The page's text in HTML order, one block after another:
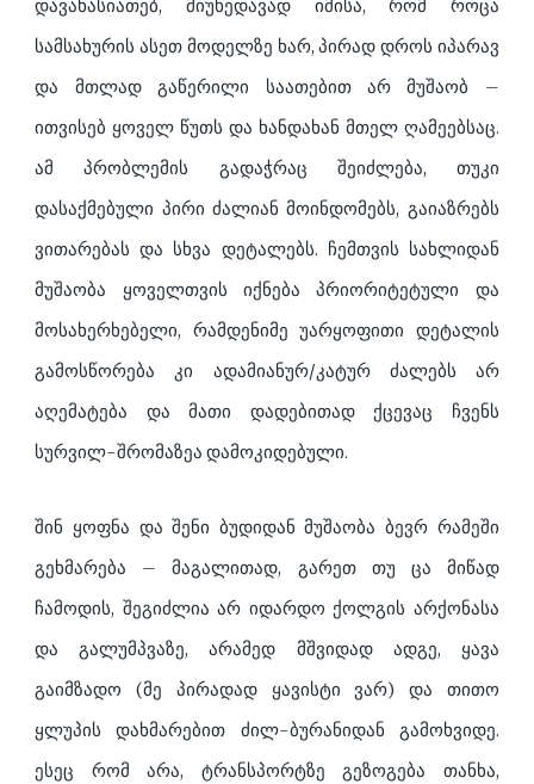
დავახასიათებ, მიუხედავად იმისა, რომ როცა
სამსახურის ასეთ მოდელზე ხარ, პირად დროს იპარავ
და მთლად გაწერილი საათებით არ მუშაობ –
ითვისებ ყოველ წუთს და ხანდახან მთელ ღამეებსაც.
ამ პრობლემის გადაჭრაც შეიძლება, თუკი
დასაქმებული პირი ძალიან მოინდომებს, გაიაზრებს
ვითარებას და სხვა დეტალებს. ჩემთვის სახლიდან
მუშაობა ყოველთვის იქნება პრიორიტეტული და
მოსახერხებელი, რამდენიმე უარყოფითი დეტალის
გამოსწორება კი ადამიანურ/კატურ ძალებს არ
აღემატება და მათი დადებითად ქცევაც ჩვენს
სურვილ-შრომაზეა დამოკიდებული.
შინ ყოფნა და შენი ბუდიდან მუშაობა ბევრ რამეში
გეხმარება – მაგალითად, გარეთ თუ ცა მიწად
ჩამოდის, შეგიძლია არ იდარდო ქოლგის არქონასა
და გალუმპვაზე, არამედ მშვიდად ადგე, ყავა
გაიმზადო (მე პირადად ყავისტი ვარ) და თითო
ყლუპის დახმარებით ძილ-ბურანიდან გამოხვიდე.
ესეც რომ არა, ტრანსპორტზე გეზოგება თანხა,